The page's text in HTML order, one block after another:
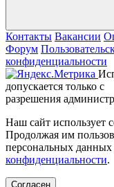
Контакты Вакансии
Форум
конфиденциальности
допускается только с
разрешения
Наш сайт использует
Продолжая им
персональных данных
конфиденциальности.
Согласен